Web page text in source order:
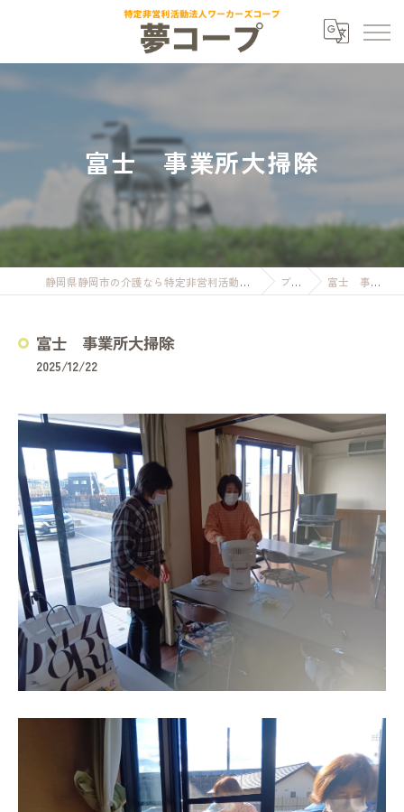
富士 事業所大掃除
静岡県静岡市の介護なら特定非営利活動法人ワーカーズコープ夢コープ ブログ 富士 事業所大掃除
富士 事業所大掃除
2025/12/22